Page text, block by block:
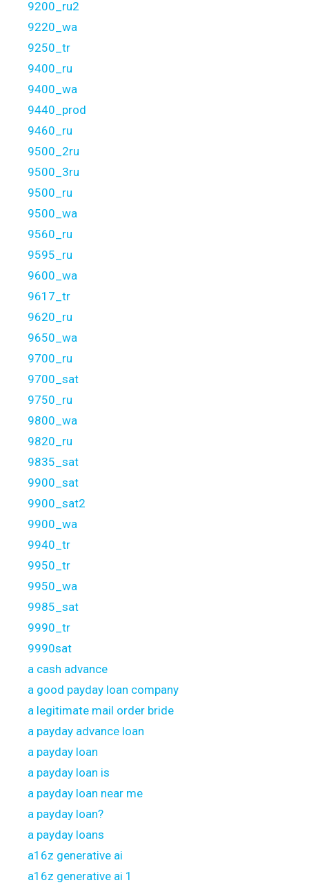
9200_ru2
9220_wa
9250_tr
9400_ru
9400_wa
9440_prod
9460_ru
9500_2ru
9500_3ru
9500_ru
9500_wa
9560_ru
9595_ru
9600_wa
9617_tr
9620_ru
9650_wa
9700_ru
9700_sat
9750_ru
9800_wa
9820_ru
9835_sat
9900_sat
9900_sat2
9900_wa
9940_tr
9950_tr
9950_wa
9985_sat
9990_tr
9990sat
a cash advance
a good payday loan company
a legitimate mail order bride
a payday advance loan
a payday loan
a payday loan is
a payday loan near me
a payday loan?
a payday loans
a16z generative ai
a16z generative ai 1